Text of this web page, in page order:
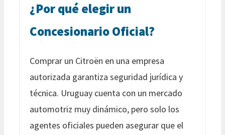
¿Por qué elegir un
Concesionario Oficial?
Comprar un Citroën en una empresa
autorizada garantiza seguridad jurídica y
técnica. Uruguay cuenta con un mercado
automotriz muy dinámico, pero solo los
agentes oficiales pueden asegurar que el